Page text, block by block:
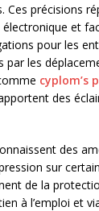
Ces précisions
et
pour les
les
cyplom’s
des
des
sur
de la
à l’emploi et